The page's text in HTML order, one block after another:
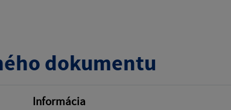
dokumentu
Informácia